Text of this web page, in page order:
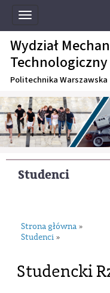
Toggle
navigation
Wydział
Technologiczny
Politechnika Warszawska
Studenci
Strona główna »
Studenci »
Studencki